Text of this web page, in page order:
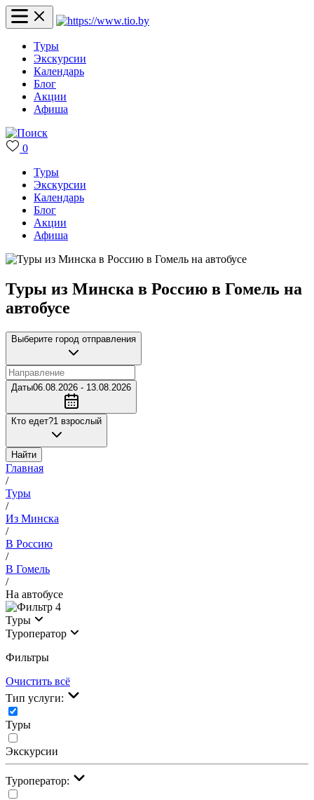
Туры
Экскурсии
Календарь
Блог
Акции
Афиша
0
Туры
Экскурсии
Календарь
Блог
Акции
Афиша
Туры из Минска в Россию в Гомель на
автобусе
Выберите город отправления
Даты06.08.2026 - 13.08.2026
Кто едет?1 взрослый
Найти
Главная
/
Туры
/
Из Минска
/
В Россию
/
В Гомель
/
На автобусе
4
Туры
Туроператор
Фильтры
Очистить всё
Тип услуги:
Туры
Экскурсии
Туроператор: